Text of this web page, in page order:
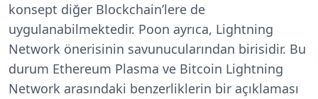
konsept diğer Blockchain’lere de
uygulanabilmektedir. Poon ayrıca, Lightning
Network önerisinin savunucularından birisidir. Bu
durum Ethereum Plasma ve Bitcoin Lightning
Network arasındaki benzerliklerin bir açıklaması